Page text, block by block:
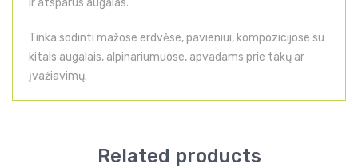
ir atsparus augalas.
Tinka sodinti mažose erdvėse, pavieniui, kompozicijose su
kitais augalais, alpinariumuose, apvadams prie takų ar
įvažiavimų.
Related products